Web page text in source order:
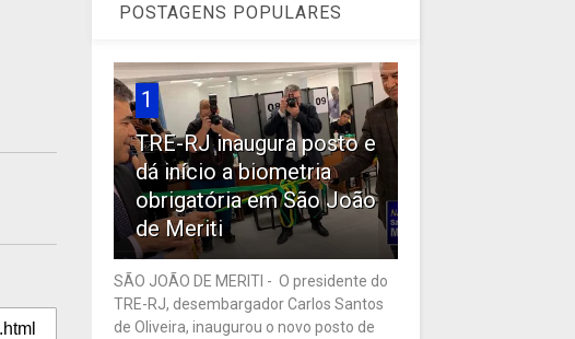
POSTAGENS POPULARES
1
TRE-RJ inaugura posto e
dá início a biometria
obrigatória em São João
de Meriti
SÃO JOÃO DE MERITI - O presidente do
TRE-RJ, desembargador Carlos Santos
de Oliveira, inaugurou o novo posto de